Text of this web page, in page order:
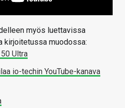
myös luettavissa
muodossa:
Ultra
io-techin YouTube-kanava